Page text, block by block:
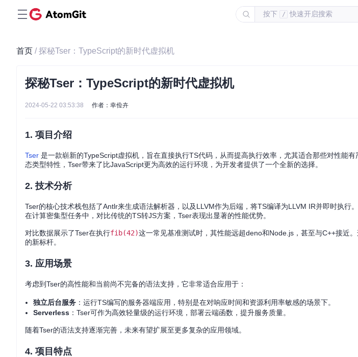
按下 / 快速开启搜索
首页 / 探秘Tser：TypeScript的新时代虚拟机
探秘Tser：TypeScript的新时代虚拟机
2024-05-22 03:53:38 作者：幸俭卉
1. 项目介绍
Tser 是一款崭新的TypeScript虚拟机，旨在直接执行TS代码，从而提高执行效率，尤其适合那些对性能
态类型特性，Tser带来了比JavaScript更为高效的运行环境，为开发者提供了一个全新的选择。
2. 技术分析
Tser的核心技术栈包括了Antlr来生成语法解析器，以及LLVM作为后端，将TS编译为LLVM IR并即时执行
在计算密集型任务中，对比传统的TS转JS方案，Tser表现出显著的性能优势。
对比数据展示了Tser在执行fib(42)这一常见基准测试时，其性能远超deno和Node.js，甚至与C++接近
的新标杆。
3. 应用场景
考虑到Tser的高性能和当前尚不完备的语法支持，它非常适合应用于：
独立后台服务 ：运行TS编写的服务器端应用，特别是在对响应时间和资源利用率敏感的场景下。
Serverless ：Tser可作为高效轻量级的运行环境，部署云端函数，提升服务质量。
随着Tser的语法支持逐渐完善，未来有望扩展至更多复杂的应用领域。
4. 项目特点